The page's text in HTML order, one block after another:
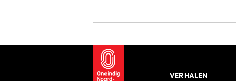
bruin en groen.
VERHALEN